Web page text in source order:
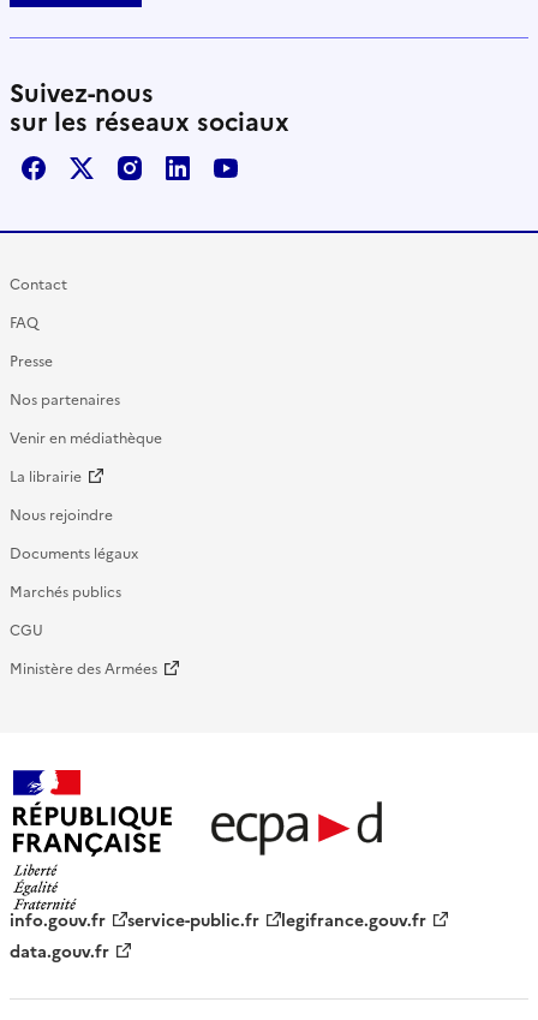
Suivez-nous
sur les réseaux sociaux
FacebookX / TwitterInstagram
LinkedInYoutube
Contact
FAQ
Presse
Nos partenaires
Venir en médiathèque
La librairie
Nous rejoindre
Documents légaux
Marchés publics
CGU
Ministère des Armées
française - ECPAD
info.gouv.fr service-public.fr
legifrance.gouv.fr
data.gouv.fr